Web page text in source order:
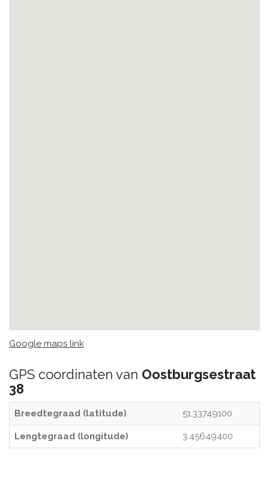
Google maps link
GPS coordinaten van Oostburgsestraat
38
Breedtegraad (latitude) 51.33749100
Lengtegraad (longitude) 3.45649400